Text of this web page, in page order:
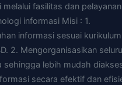
fasilitas dan pelayanan
informasi Misi : 1.
informasi sesuai kurikulum
2. Mengorganisasikan
sehingga lebih mudah
secara efektif dan